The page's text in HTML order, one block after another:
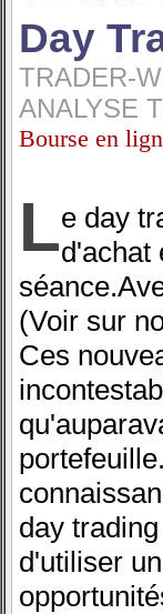
Day
TRADER-
ANALYSE
Bourse en
Le day
d'achat
(Voir sur
Ces
day
d'utiliser